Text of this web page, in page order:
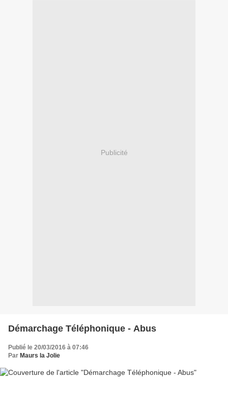
Publicité
Démarchage Téléphonique - Abus
Publié le 20/03/2016 à 07:46
Par Maurs la Jolie